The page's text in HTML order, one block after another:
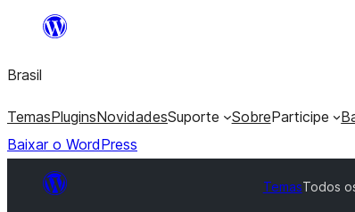
o
conteúdo
Brasil
TemasPluginsNovidadesSuporte SobreParticipe
Baixar o WordPress
TemasTodos